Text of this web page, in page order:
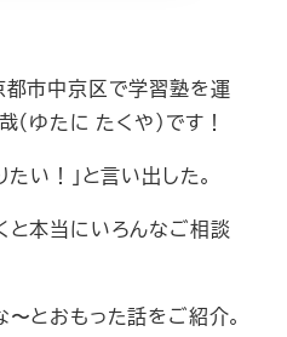
市中京区で学習塾を運
（ゆたに たくや）です！
い！」と言い出した。
本当にいろんなご相談
とおもった話をご紹介。